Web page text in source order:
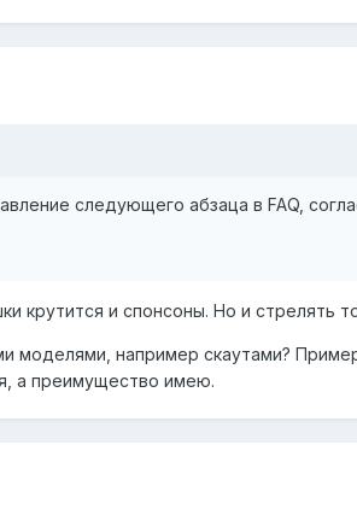
следующего абзаца в FAQ,
крутится и спонсоны. Но и стрелять
моделями, например скаутами?
а преимущество имею.